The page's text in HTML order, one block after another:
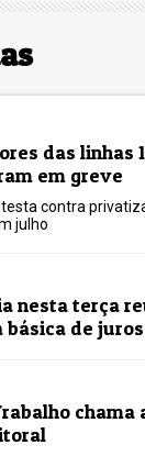
das linhas
em greve
contra
julho
nesta terça
de juros
chama